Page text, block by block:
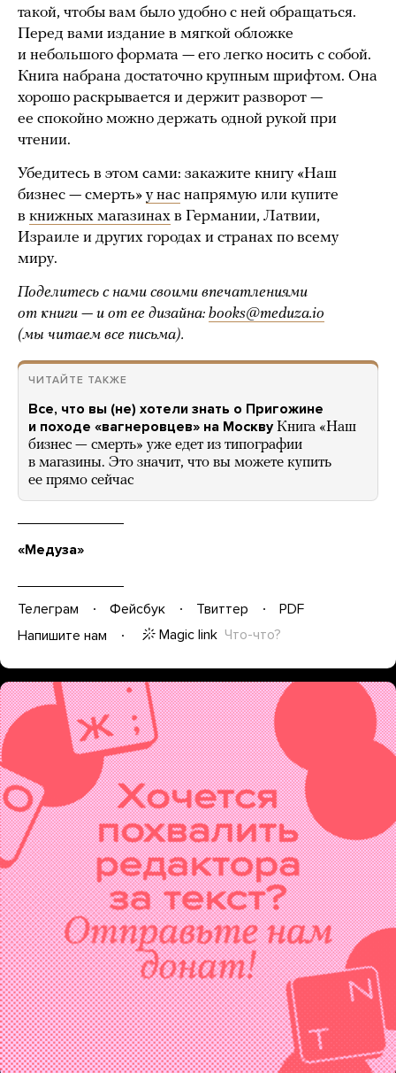
такой, чтобы вам было удобно с ней обращаться.
Перед вами издание в мягкой обложке
и небольшого формата — его легко носить с собой.
Книга набрана достаточно крупным шрифтом. Она
хорошо раскрывается и держит разворот —
ее спокойно можно держать одной рукой при
чтении.
Убедитесь в этом сами: закажите книгу «Наш
бизнес — смерть» у нас напрямую или купите
в книжных магазинах в Германии, Латвии,
Израиле и других городах и странах по всему
миру.
Поделитесь с нами своими впечатлениями
от книги — и от ее дизайна: books@meduza.io
(мы читаем все письма).
ЧИТАЙТЕ ТАКЖЕ
Все, что вы (не) хотели знать о Пригожине
и походе «вагнеровцев» на Москву Книга «Наш
бизнес — смерть» уже едет из типографии
в магазины. Это значит, что вы можете купить
ее прямо сейчас
«Медуза»
Телеграм Фейсбук Твиттер
PDF
Напишите нам
Magic link Что-что?